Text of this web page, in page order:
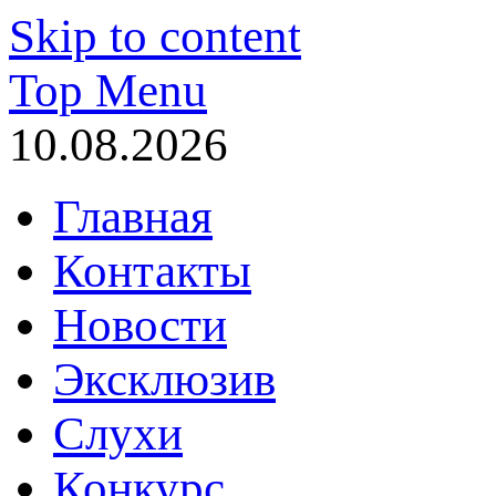
Skip to content
Top Menu
10.08.2026
Главная
Контакты
Новости
Эксклюзив
Слухи